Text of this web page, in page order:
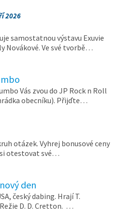
2026
samostatnou výstavu Exuvie
Novákové. Ve své tvorbě…
Vás zvou do JP Rock n Roll
obecníku). Přijďte…
otázek. Vyhrej bonusové ceny
otestovat své…
den
český dabing. Hrají T.
D. D. Cretton. …